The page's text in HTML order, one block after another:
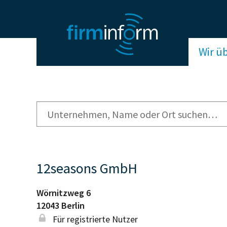
Wir
12seasons GmbH
Wörnitzweg 6
12043 Berlin
Für registrierte Nutzer